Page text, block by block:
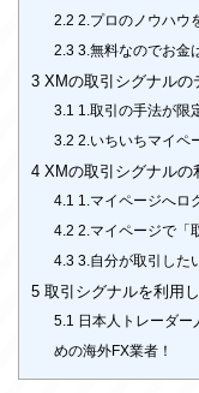
2.2 2.プロのノウハウ
2.3 3.無料なのでお金
3 XMの取引シグナルの
3.1 1.取引の手法が限
3.2 2.いちいちマイペ
4 XMの取引シグナルの
4.1 1.マイページへロ
4.2 2.マイページで「
4.3 3.自分が取引した
5 取引シグナルを利用
5.1 日本人トレーダ
めの海外FX業者！